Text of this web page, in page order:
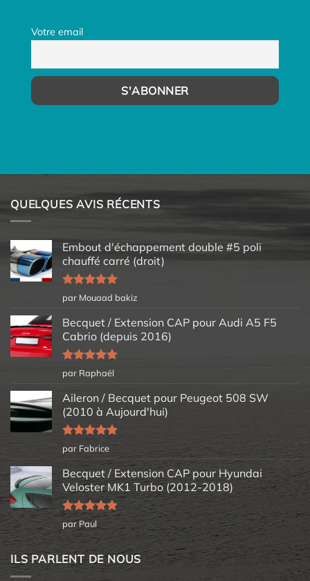
Votre email
QUELQUES AVIS RÉCENTS
Embout d'échappement double #5 poli
chauffé carré (droit)
Note5sur
5
par Mouaad bakiz
Becquet / Extension CAP pour Audi A5 F5
Cabrio (depuis 2016)
Note5sur
5
par Raphaël
Aileron / Becquet pour Peugeot 508 SW
(2010 à Aujourd'hui)
Note5sur
5
par Fabrice
Becquet / Extension CAP pour Hyundai
Veloster MK1 Turbo (2012-2018)
Note5sur
5
par Paul
ILS PARLENT DE NOUS